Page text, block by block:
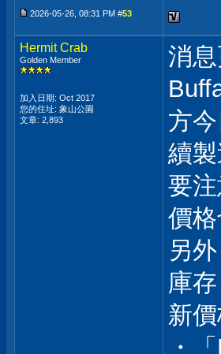
2026-05-26, 08:31 PM #53
Hermit Crab
Golden Member
加入日期: Oct 2017
您的住址: 象山公園
文章: 2,893
消
方
續製
要
價
另
庫
新價
・